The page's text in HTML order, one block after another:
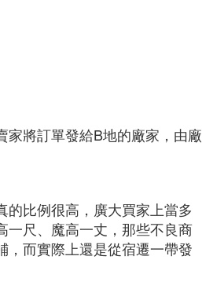
將訂單發給B地的廠家，由廠
比例很高，廣大買家上當多
一尺、魔高一丈，那些不良商
，而實際上還是從宿遷一帶發